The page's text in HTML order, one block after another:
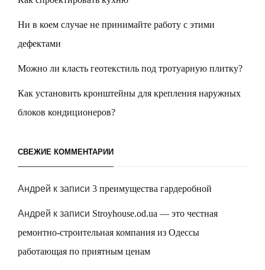
Ни в коем случае не принимайте работу с этими
дефектами
Можно ли класть геотекстиль под тротуарную плитку?
Как установить кронштейны для крепления наружных
блоков кондиционеров?
СВЕЖИЕ КОММЕНТАРИИ
Андрей к записи 3 преимущества гардеробной
Андрей к записи Stroyhouse.od.ua — это честная
ремонтно-строительная компания из Одессы
работающая по приятным ценам